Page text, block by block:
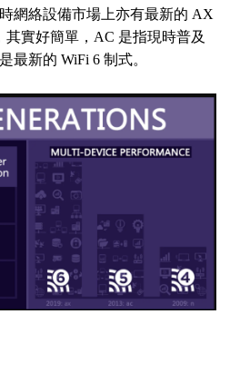
網絡設備市場上亦有最新的 AX
實好簡單，AC 是指現時普及
最新的 WiFi 6 制式。